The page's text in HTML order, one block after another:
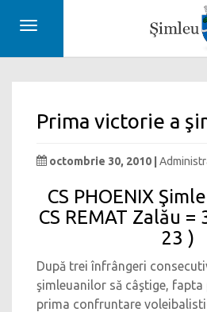
Toggle
Prima victorie a
octombrie 30, 2010 |
CS PHOENIX
CS REMAT Zalău =
23 )
După trei înfrângeri
şimleuanilor să câştige, fapta
prima confruntare